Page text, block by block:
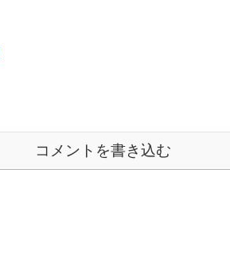
コメントを書き込む